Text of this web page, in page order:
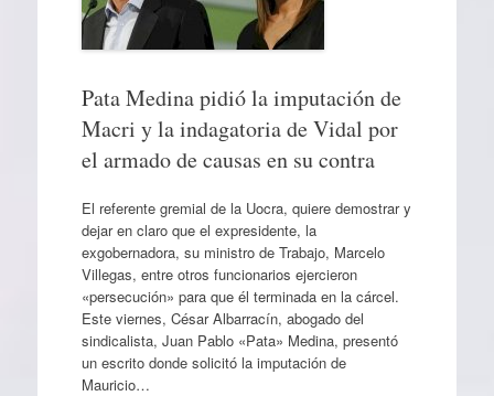
Pata Medina pidió la imputación de
Macri y la indagatoria de Vidal por
el armado de causas en su contra
El referente gremial de la Uocra, quiere demostrar y
dejar en claro que el expresidente, la
exgobernadora, su ministro de Trabajo, Marcelo
Villegas, entre otros funcionarios ejercieron
«persecución» para que él terminada en la cárcel.
Este viernes, César Albarracín, abogado del
sindicalista, Juan Pablo «Pata» Medina, presentó
un escrito donde solicitó la imputación de
Mauricio…